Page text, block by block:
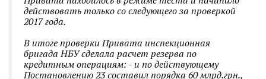
действовать только со следующего за проверкой
2017 года.
В итоге проверки Привата инспекционная
бригада НБУ сделала расчет резерва по
кредитным операциям: - и по действующему
Постановлению 23 составил порядка 60 млрд.грн.,